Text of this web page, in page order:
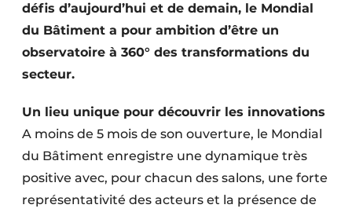
Géotextiles
Infrastructures souterraines et égouttage
Rénovation
Software
défis d’aujourd’hui et de demain, le Mondial
du Bâtiment a pour ambition d’être un
observatoire à 360° des transformations du
secteur.
Un lieu unique pour découvrir les innovations
A moins de 5 mois de son ouverture, le Mondial
du Bâtiment enregistre une dynamique très
positive avec, pour chacun des salons, une forte
représentativité des acteurs et la présence de